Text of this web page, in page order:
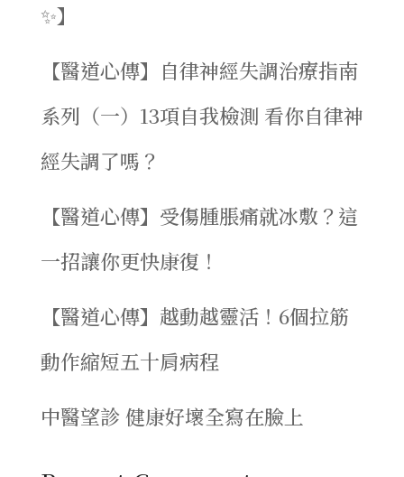
✨】
【醫道心傳】自律神經失調治療指南
系列（一）13項自我檢測 看你自律神
經失調了嗎？
【醫道心傳】受傷腫脹痛就冰敷？這
一招讓你更快康復！
【醫道心傳】越動越靈活！6個拉筋
動作縮短五十肩病程
中醫望診 健康好壞全寫在臉上